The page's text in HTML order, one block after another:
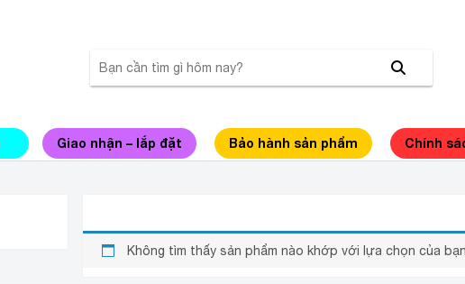
Giao nhận – lắp đặt Bảo hành sản phẩm Chính
Không tìm thấy sản phẩm nào khớp với lựa chọn của bạn.